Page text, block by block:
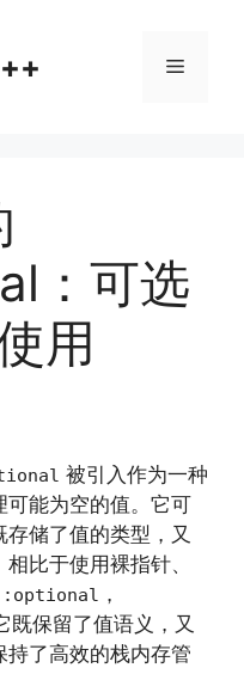
菜
：可选
用
被引入作为一种
可能为空的值。它可
储了值的类型，又
比于使用裸指针、
，
既保留了值语义，又
了高效的栈内存管